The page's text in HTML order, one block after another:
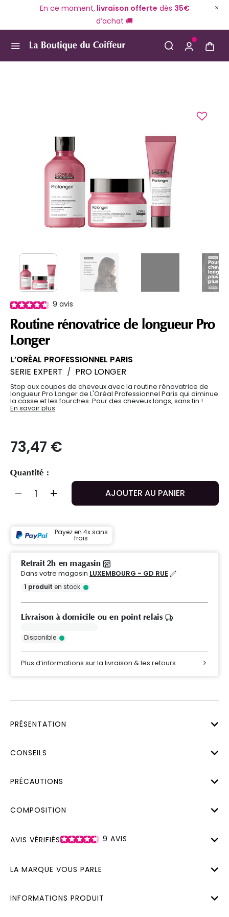
En ce moment,livraison offerte dès 35€
d’achat 🚚
9 avis
Routine rénovatrice de longueur Pro
Longer
L’ORÉAL PROFESSIONNEL PARIS
SERIE EXPERT / PRO LONGER
Stop aux coupes de cheveux avec la routine rénovatrice de
longueur Pro Longer de L'Oréal Professionnel Paris qui diminue
la casse et les fourches. Pour des cheveux longs, sans fin !
En savoir plus
73,47 €
Quantité :
AJOUTER AU PANIER
Payez en 4x sans
frais
Retrait 2h en magasin
Dans votre magasin LUXEMBOURG - GD RUE
1 produit en stock
Livraison à domicile ou en point relais
Disponible
Plus d’informations sur la livraison & les retours
PRÉSENTATION
CONSEILS
PRÉCAUTIONS
COMPOSITION
AVIS VÉRIFIÉS 9 AVIS
LA MARQUE VOUS PARLE
INFORMATIONS PRODUIT